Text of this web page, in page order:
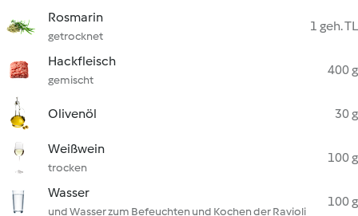
Rosmarin
getrocknet
1 geh. TL
Hackfleisch
gemischt
400 g
Olivenöl 30 g
Weißwein
trocken
100 g
Wasser
und Wasser zum Befeuchten und Kochen der Ravioli
100 g